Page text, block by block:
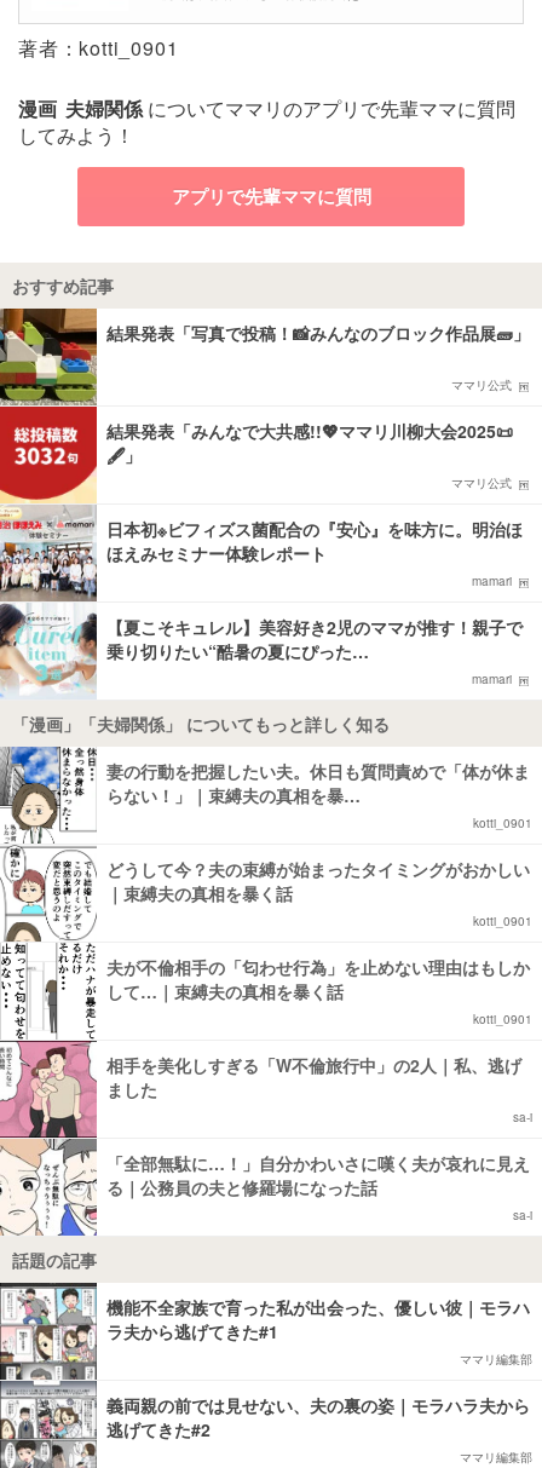
著者：kotti_0901
漫画 夫婦関係 についてママリのアプリで先輩ママに質問
してみよう！
アプリで先輩ママに質問
おすすめ記事
結果発表「写真で投稿！📸みんなのブロック作品展🧱」
ママリ公式
結果発表「みんなで大共感!!💖ママリ川柳大会2025📜
🖋️」
ママリ公式
日本初※ビフィズス菌配合の『安心』を味方に。明治ほ
ほえみセミナー体験レポート
mamari
【夏こそキュレル】美容好き2児のママが推す！親子で
乗り切りたい“酷暑の夏にぴった…
mamari
「漫画」「夫婦関係」 についてもっと詳しく知る
妻の行動を把握したい夫。休日も質問責めで「体が休ま
らない！」｜束縛夫の真相を暴…
kotti_0901
どうして今？夫の束縛が始まったタイミングがおかしい
｜束縛夫の真相を暴く話
kotti_0901
夫が不倫相手の「匂わせ行為」を止めない理由はもしか
して…｜束縛夫の真相を暴く話
kotti_0901
相手を美化しすぎる「W不倫旅行中」の2人｜私、逃げ
ました
sa-i
「全部無駄に…！」自分かわいさに嘆く夫が哀れに見え
る｜公務員の夫と修羅場になった話
sa-i
話題の記事
機能不全家族で育った私が出会った、優しい彼｜モラハ
ラ夫から逃げてきた#1
ママリ編集部
義両親の前では見せない、夫の裏の姿｜モラハラ夫から
逃げてきた#2
ママリ編集部